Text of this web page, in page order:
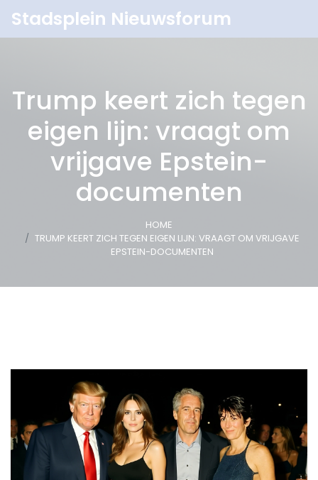
Stadsplein Nieuwsforum
Trump keert zich tegen
eigen lijn: vraagt om
vrijgave Epstein-
documenten
HOME
TRUMP KEERT ZICH TEGEN EIGEN LIJN: VRAAGT OM VRIJGAVE
EPSTEIN-DOCUMENTEN